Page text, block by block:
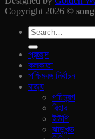
Copyright 2026 ©
প্রচ্ছদ
কলকাতা
পশ্চিমবঙ্গ নির্বাচন
রাজ‍্য
পচিমবন্গ
বিহার
ইউপি
ঝাড়খন্ড